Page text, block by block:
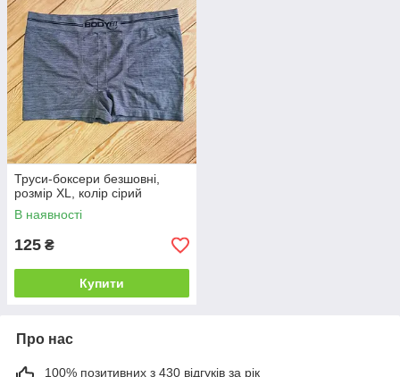
Труси-боксери безшовні,
розмір XL, колір сірий
В наявності
125 ₴
Купити
Про нас
100% позитивних з 430 відгуків за рік